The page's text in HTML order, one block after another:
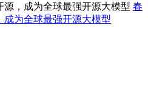
春
成为全球最强开源大模型